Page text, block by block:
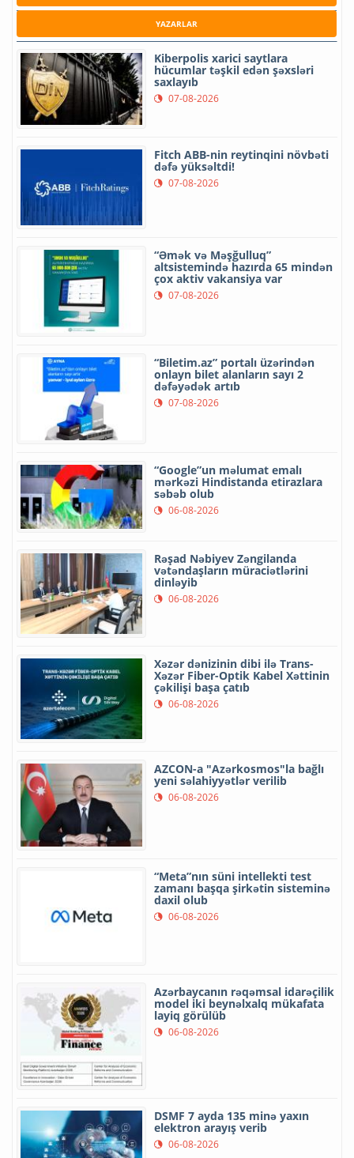
YAZARLAR
Kiberpolis xarici saytlara
hücumlar təşkil edən şəxsləri
saxlayıb
07-08-2026
Fitch ABB-nin reytinqini növbəti
dəfə yüksəltdi!
07-08-2026
“Əmək və Məşğulluq”
altsistemində hazırda 65 mindən
çox aktiv vakansiya var
07-08-2026
“Biletim.az” portalı üzərindən
onlayn bilet alanların sayı 2
dəfəyədək artıb
07-08-2026
“Google”un məlumat emalı
mərkəzi Hindistanda etirazlara
səbəb olub
06-08-2026
Rəşad Nəbiyev Zəngilanda
vətəndaşların müraciətlərini
dinləyib
06-08-2026
Xəzər dənizinin dibi ilə Trans-
Xəzər Fiber-Optik Kabel Xəttinin
çəkilişi başa çatıb
06-08-2026
AZCON-a "Azərkosmos"la bağlı
yeni səlahiyyətlər verilib
06-08-2026
“Meta”nın süni intellekti test
zamanı başqa şirkətin sisteminə
daxil olub
06-08-2026
Azərbaycanın rəqəmsal idarəçilik
model iki beynəlxalq mükafata
layiq görülüb
06-08-2026
DSMF 7 ayda 135 minə yaxın
elektron arayış verib
06-08-2026